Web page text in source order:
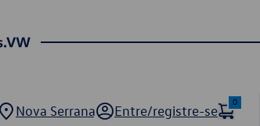
Nova Serrana Entre/registre-se
0